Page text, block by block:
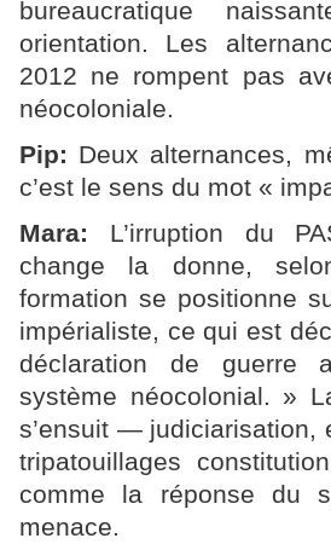
bureaucratique
orientation. Les
2012 ne rompent pas
néocoloniale.
Pip: Deux alternances,
c’est le sens du mot «
Mara: L’irruption du
change la donne,
formation se positionne
impérialiste, ce qui est
déclaration de guerre
système néocolonial. »
s’ensuit — judiciarisation,
tripatouillages
comme la réponse du
menace.